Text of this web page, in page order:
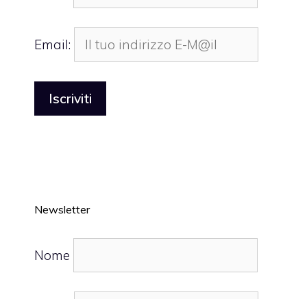
Email:
Newsletter
Nome